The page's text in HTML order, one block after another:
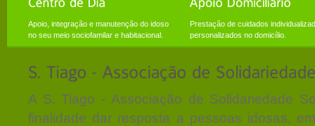
Apoio, integração e manutenção do idoso
no seu meio sociofamilar e habitacional.
Prestação de cuidados
personalizados no domicílio.
A S. Tiago - Associação de Solidariedade
finalidade dar resposta a pessoas idosas,